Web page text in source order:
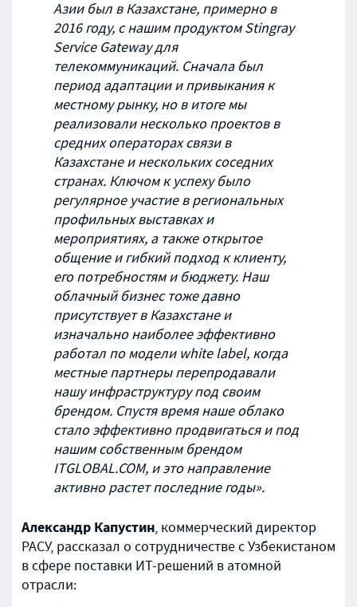
Азии был в Казахстане, примерно в
2016 году, с нашим продуктом Stingray
Service Gateway для
телекоммуникаций. Сначала был
период адаптации и привыкания к
местному рынку, но в итоге мы
реализовали несколько проектов в
средних операторах связи в
Казахстане и нескольких соседних
странах. Ключом к успеху было
регулярное участие в региональных
профильных выставках и
мероприятиях, а также открытое
общение и гибкий подход к клиенту,
его потребностям и бюджету. Наш
облачный бизнес тоже давно
присутствует в Казахстане и
изначально наиболее эффективно
работал по модели white label, когда
местные партнеры перепродавали
нашу инфраструктуру под своим
брендом. Спустя время наше облако
стало эффективно продвигаться и под
нашим собственным брендом
ITGLOBAL.COM, и это направление
активно растет последние годы».
Александр Капустин, коммерческий директор
РАСУ, рассказал о сотрудничестве с Узбекистаном
в сфере поставки ИТ-решений в атомной
отрасли: